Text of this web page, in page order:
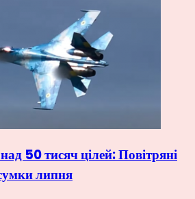
50 тисяч цілей: Повітряні
липня